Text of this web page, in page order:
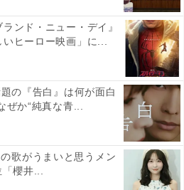
。必ず暴くと改めて決意を口に
説には鴨井大臣（片平なぎさ）
まの自分の思いを最終演説に託
されそうになっても、正しい道
になりたい」と涙を浮かべ熱弁
の後、代議士として警察を訪れ
蔽に鶴巻がかかわっていること
ンド・ニュー・デイ』
ヒーロー映画」に...
の『告白』は何が面白
ぜか“純真な青...
歌がうまいと思うメン
櫻井...